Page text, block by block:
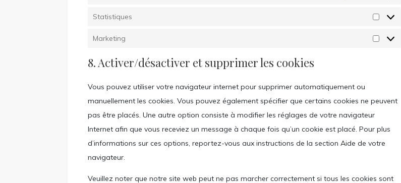
Statistiques
Marketing
8. Activer/désactiver et supprimer les cookies
Vous pouvez utiliser votre navigateur internet pour supprimer automatiquement ou
manuellement les cookies. Vous pouvez également spécifier que certains cookies ne peuvent
pas être placés. Une autre option consiste à modifier les réglages de votre navigateur
Internet afin que vous receviez un message à chaque fois qu’un cookie est placé. Pour plus
d’informations sur ces options, reportez-vous aux instructions de la section Aide de votre
navigateur.
Veuillez noter que notre site web peut ne pas marcher correctement si tous les cookies sont